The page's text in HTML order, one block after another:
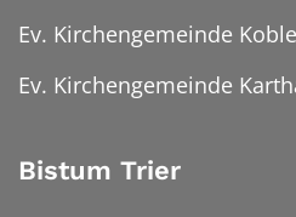
Ev. Kirchengemeinde
Ev. Kirchengemeinde
Bistum Trier